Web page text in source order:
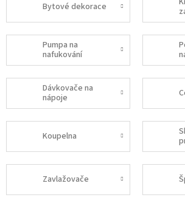
Bytové dekorace
Pumpa na
nafukování
Dávkovače na
nápoje
Koupelna
Zavlažovače